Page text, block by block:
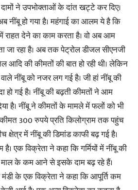
दामों ने उपभोक्ताओं के दांत खट्टे कर दिए।
नींबू हो गया है। महंगाई का आलम ये है कि
राहत देने का काम करता है। वो अब आम
जा रहा है। अब तक पेट्रोल डीजल सीएनजी
आदि की कीमतों की बात हो रही थी। लेकिन
नींबू को नजर लग गई है। जी हां नींबू की
हो गई है। नींबू की बढ़ती कीमतों ने आम
है। नींबू ने कीमतों के मामले में फलों को भी
300 रुपये प्रति किलोग्राम तक पहुंच
क्षेत्र में नींबू की डिमांड काफी बढ़ गई है।
एक विक्रेता ने कहा कि गर्मियों में नींबू की
माल के कम आने से इसके दाम बढ़ रहे हैं।
मंडी के एक विक्रेता ने कहा कि आपूर्ति कम